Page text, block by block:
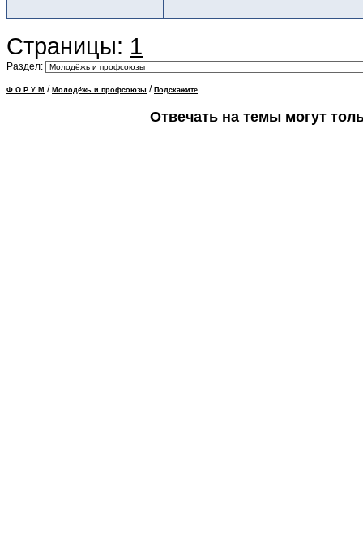
Страницы: 1
Раздел:
Ф О Р У М / Молодёжь и профсоюзы / Подскажите
Отвечать на темы могут